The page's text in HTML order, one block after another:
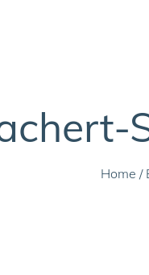
Home /